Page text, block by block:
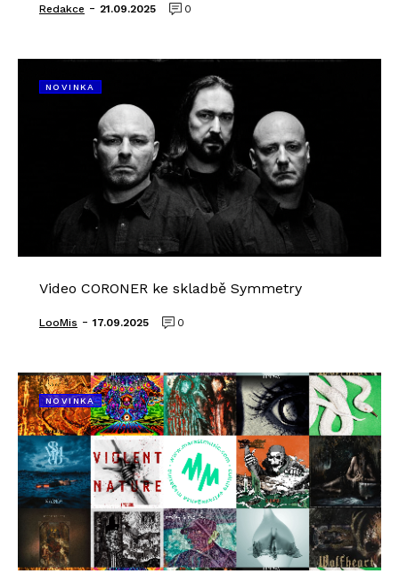
Redakce - 21.09.2025 0
NOVINKA
Video CORONER ke skladbě Symmetry
LooMis - 17.09.2025 0
NOVINKA